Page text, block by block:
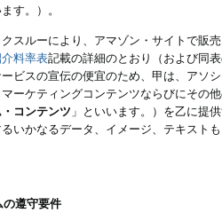
す。）。
スルーにより、アマゾン・サイトで販
料率表記載の詳細のとおり（および同
ビスの宣伝の便宜のため、甲は、アソ
ーケティングコンテンツならびにその
コンテンツ 」といいます。）を乙に提
いかなるデータ、イメージ、テキス
の遵守要件